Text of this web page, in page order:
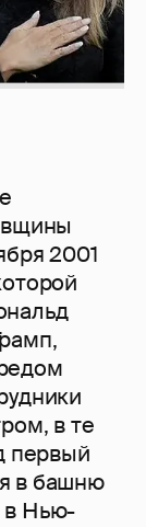
2001
в те
первый
в башню
в Нью-